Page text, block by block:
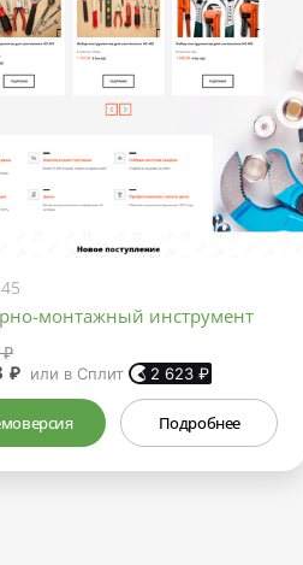
монтажный инструмент
₽
₽ или в Сплит 2 623 ₽
Подробнее